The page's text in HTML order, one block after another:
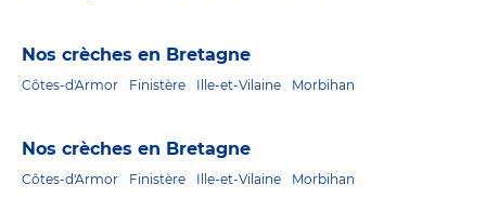
Nos crèches en Bretagne
Côtes-d'Armor Finistère Ille-et-Vilaine Morbihan
Nos crèches en Bretagne
Côtes-d'Armor Finistère Ille-et-Vilaine Morbihan